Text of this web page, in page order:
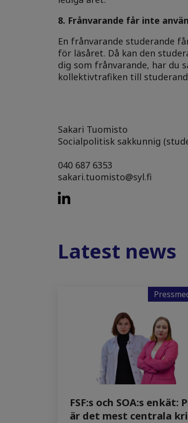
8. Frånvarande får inte
En frånvarande studerande
för läsåret. Då kan den
dig som frånvarande, har du
kollektivtrafiken till
Sakari Tuomisto
Socialpolitisk sakkunnig
040 687 6353
sakari.tuomisto@syl.fi
Latest news
FSF:s och SOA:s enkät:
är det mest centrala